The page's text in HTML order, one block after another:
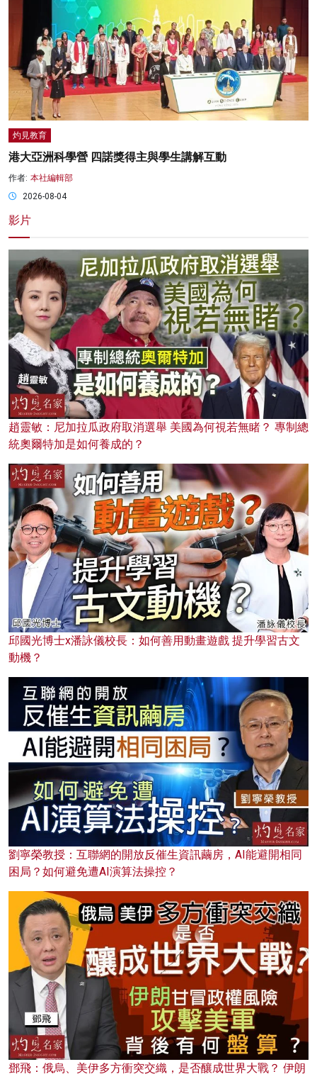
灼見教育
港大亞洲科學營 四諾獎得主與學生講解互動
作者: 本社編輯部
2026-08-04
影片
趙靈敏：尼加拉瓜政府取消選舉 美國為何視若無睹？ 專制總
統奧爾特加是如何養成的？
邱國光博士x潘詠儀校長：如何善用動畫遊戲 提升學習古文
動機？
劉寧榮教授：互聯網的開放反催生資訊繭房，AI能避開相同
困局？如何避免遭AI演算法操控？
鄧飛：俄烏、美伊多方衝突交織，是否釀成世界大戰？ 伊朗